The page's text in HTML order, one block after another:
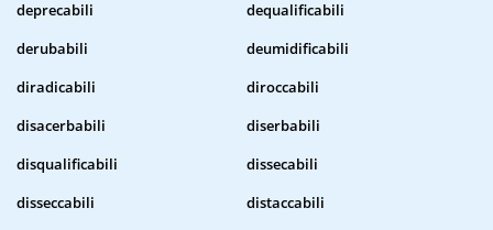
deprecabili
dequalificabili
derubabili
deumidificabili
diradicabili
diroccabili
disacerbabili
diserbabili
disqualificabili
dissecabili
disseccabili
distaccabili